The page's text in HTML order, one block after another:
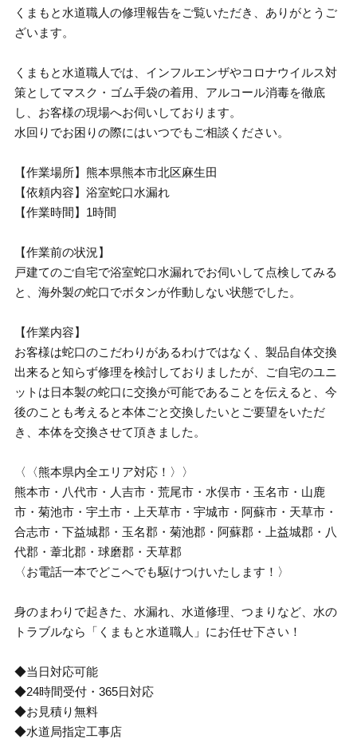
くまもと水道職人の修理報告をご覧いただき、ありがとうご
ざいます。
くまもと水道職人では、インフルエンザやコロナウイルス対
策としてマスク・ゴム手袋の着用、アルコール消毒を徹底
し、お客様の現場へお伺いしております。
水回りでお困りの際にはいつでもご相談ください。
【作業場所】熊本県熊本市北区麻生田
【依頼内容】浴室蛇口水漏れ
【作業時間】1時間
【作業前の状況】
戸建てのご自宅で浴室蛇口水漏れでお伺いして点検してみる
と、海外製の蛇口でボタンが作動しない状態でした。
【作業内容】
お客様は蛇口のこだわりがあるわけではなく、製品自体交換
出来ると知らず修理を検討しておりましたが、ご自宅のユニ
ットは日本製の蛇口に交換が可能であることを伝えると、今
後のことも考えると本体ごと交換したいとご要望をいただ
き、本体を交換させて頂きました。
〈〈熊本県内全エリア対応！〉〉
熊本市・八代市・人吉市・荒尾市・水俣市・玉名市・山鹿
市・菊池市・宇土市・上天草市・宇城市・阿蘇市・天草市・
合志市・下益城郡・玉名郡・菊池郡・阿蘇郡・上益城郡・八
代郡・葦北郡・球磨郡・天草郡
〈お電話一本でどこへでも駆けつけいたします！〉
身のまわりで起きた、水漏れ、水道修理、つまりなど、水の
トラブルなら「くまもと水道職人」にお任せ下さい！
◆当日対応可能
◆24時間受付・365日対応
◆お見積り無料
◆水道局指定工事店